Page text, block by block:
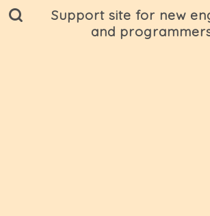
Support site for new
and